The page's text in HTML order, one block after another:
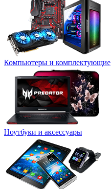
Компьютеры и комплектующие
Ноутбуки и аксессуары